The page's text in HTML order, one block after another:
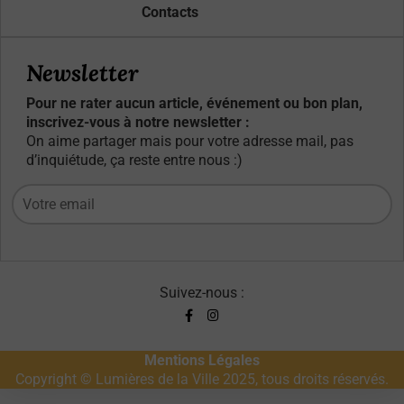
Contacts
Newsletter
Pour ne rater aucun article, événement ou bon plan,
inscrivez-vous à notre newsletter :
On aime partager mais pour votre adresse mail, pas
d’inquiétude, ça reste entre nous :)
Suivez-nous :
Mentions Légales
Copyright © Lumières de la Ville 2025, tous droits réservés.